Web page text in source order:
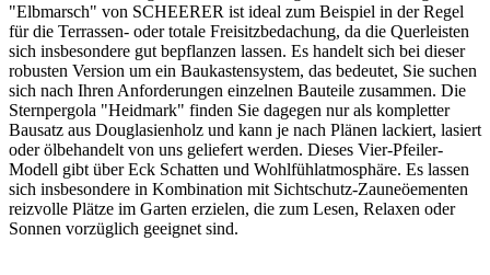
"Elbmarsch" von SCHEERER ist ideal zum Beispiel in der Regel
für die Terrassen- oder totale Freisitzbedachung, da die Querleisten
sich insbesondere gut bepflanzen lassen. Es handelt sich bei dieser
robusten Version um ein Baukastensystem, das bedeutet, Sie suchen
sich nach Ihren Anforderungen einzelnen Bauteile zusammen. Die
Sternpergola "Heidmark" finden Sie dagegen nur als kompletter
Bausatz aus Douglasienholz und kann je nach Plänen lackiert, lasiert
oder ölbehandelt von uns geliefert werden. Dieses Vier-Pfeiler-
Modell gibt über Eck Schatten und Wohlfühlatmosphäre. Es lassen
sich insbesondere in Kombination mit Sichtschutz-Zauneöementen
reizvolle Plätze im Garten erzielen, die zum Lesen, Relaxen oder
Sonnen vorzüglich geeignet sind.